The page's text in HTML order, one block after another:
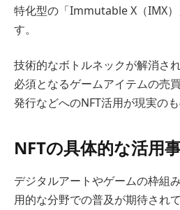
特化型の「Immutable X（IMX
す。
技術的なボトルネックが解消さ
必須となるゲームアイテムの売
発行などへのNFT活用が現実のも
NFTの具体的な活用
デジタルアートやゲームの枠組
用的な分野での普及が期待されて